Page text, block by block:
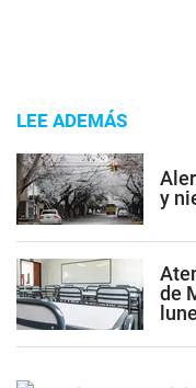
LEE ADEMÁS
y
de